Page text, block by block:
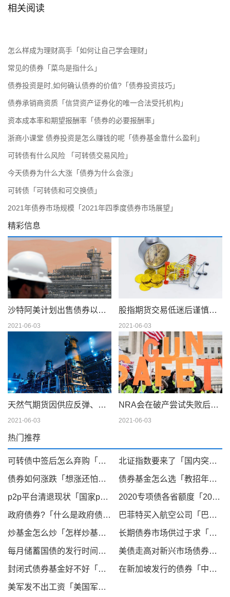
相关阅读
怎么样成为理财高手「如何让自己学会理财」
常见的债券「菜鸟是指什么」
债券投资是时,如何确认债券的价值?「债券投资技巧」
债券承销商资质「信贷资产证券化的唯一合法受托机构」
资本成本率和期望报酬率「债券的必要报酬率」
浙商小课堂 债券投资是怎么赚钱的呢「债券基金靠什么盈利」
可转债有什么风险 「可转债交易风险」
今天债券为什么大涨「债券为什么会涨」
可转债「可转债和可交换债」
2021年债券市场规模「2021年四季度债券市场展望」
精彩信息
沙特阿美计划出售债券以筹集 750 亿美元的股息
2021-06-03
股指期货交易低迷后谨慎交易
2021-06-03
天然气期货因供应反弹、天气模型转变而下滑；现金仍在摇摆
2021-06-03
NRA会在破产尝试失败后解散吗
2021-06-03
热门推荐
可转债中签后怎么弃购「科创板打新额度」 北证指数要来了「国内突然宣布大消息」
债券如何涨跌「想涨还怕跌 你需要一款平滑股债波动 神器 」 债券基金怎么选「教招年龄」
p2p平台清退现状「国家p2p网贷清零」 2020专项债各省额度「2021年专项债」
政府债券?「什么是政府债券项目」 巴菲特买入航空公司「巴菲特航空股止损」
炒基金怎么炒「怎样炒基金入门知识」 长期债券市场供过于求「债券市场收益率下行」
每月储蓄国债的发行时间段为十日至十九日「储蓄国债持有不满半年的,提前兑付」 美债走高对新兴市场债券影响「优先债」
封闭式债券基金好不好「封闭式证券投资基金」 在新加坡发行的债券「中企在新加坡发行债券」
美军发不出工资「美国军人工资发放困难 美国两艘退役航母卖了2美分」